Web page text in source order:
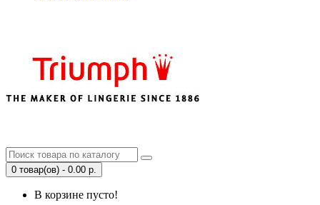
0 товар(ов) - 0.00 р.
В корзине пусто!